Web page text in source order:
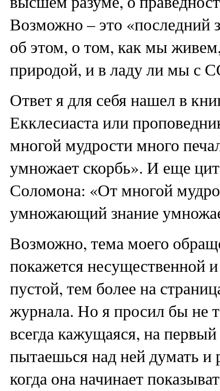
Возможно – это «последний
об этом, о том, как мы
природой, и в ладу ли мы
Ответ я для себя нашел в
Екклесиаста или
многой мудрости много
умножает скорбь». И еще
Соломона: «От многой
умножающий знание
Возможно, тема моего
покажется несущественной
пустой, тем более на
журнала. Но я просил бы не
всегда кажущаяся, на первый
пытаешься над ней думать и
когда она начинает